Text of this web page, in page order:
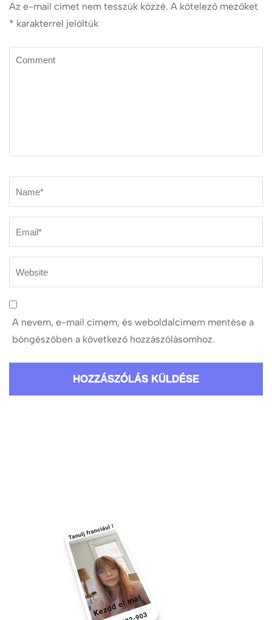
Az e-mail címet nem tesszük közzé. A kötelező mezőket
* karakterrel jelöltük
Comment
A nevem, e-mail címem, és weboldalcímem mentése a
böngészőben a következő hozzászólásomhoz.